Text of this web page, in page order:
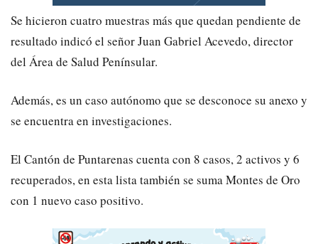
Se hicieron cuatro muestras más que quedan pendiente de
resultado indicó el señor Juan Gabriel Acevedo, director
del Área de Salud Penínsular.
Además, es un caso autónomo que se desconoce su anexo y
se encuentra en investigaciones.
El Cantón de Puntarenas cuenta con 8 casos, 2 activos y 6
recuperados, en esta lista también se suma Montes de Oro
con 1 nuevo caso positivo.